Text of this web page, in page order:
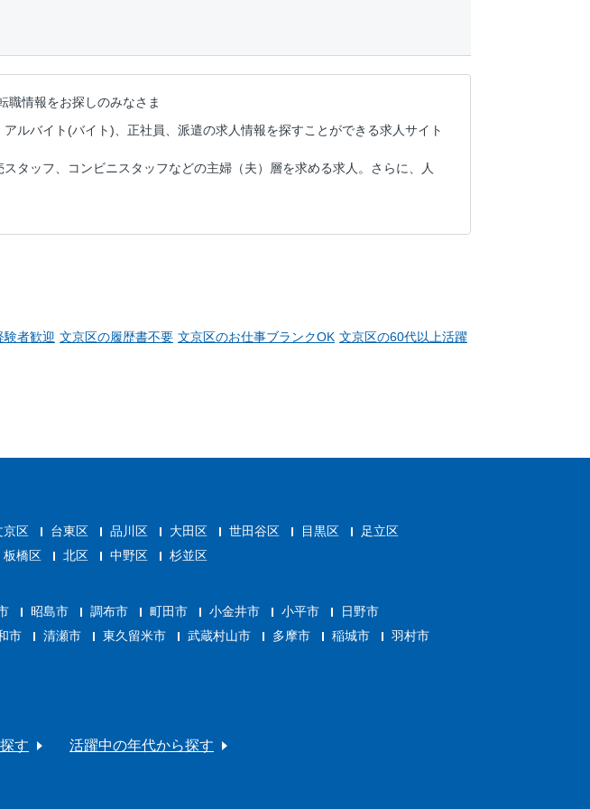
職情報をお探しのみなさま
ルバイト(バイト)、正社員、派遣の求人情報を探すことができる求人サイト
タッフ、コンビニスタッフなどの主婦（夫）層を求める求人。さらに、人
験者歓迎 文京区の履歴書不要 文京区のお仕事ブランクOK 文京区の60代以上活躍
京区 台東区 品川区 大田区 世田谷区 目黒区
足立区
板橋区 北区 中野区 杉並区
昭島市 調布市 町田市 小金井市 小平市
日野市
市 清瀬市 東久留米市 武蔵村山市 多摩市 稲城市
羽村市
す 活躍中の年代から探す